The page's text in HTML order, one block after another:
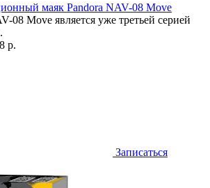
маяк Pandora NAV-08 Move
08 Move является уже третьей серией
р.
Записаться